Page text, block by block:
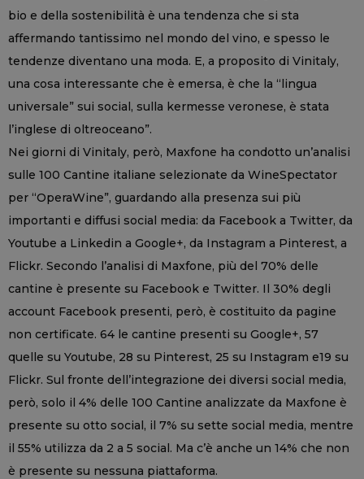
bio e della sostenibilità è una tendenza che si sta
affermando tantissimo nel mondo del vino, e spesso le
tendenze diventano una moda. E, a proposito di Vinitaly,
una cosa interessante che è emersa, è che la “lingua
universale” sui social, sulla kermesse veronese, è stata
l’inglese di oltreoceano”.
Nei giorni di Vinitaly, però, Maxfone ha condotto un’analisi
sulle 100 Cantine italiane selezionate da WineSpectator
per “OperaWine”, guardando alla presenza sui più
importanti e diffusi social media: da Facebook a Twitter, da
Youtube a Linkedin a Google+, da Instagram a Pinterest, a
Flickr. Secondo l’analisi di Maxfone, più del 70% delle
cantine è presente su Facebook e Twitter. Il 30% degli
account Facebook presenti, però, è costituito da pagine
non certificate. 64 le cantine presenti su Google+, 57
quelle su Youtube, 28 su Pinterest, 25 su Instagram e19 su
Flickr. Sul fronte dell’integrazione dei diversi social media,
però, solo il 4% delle 100 Cantine analizzate da Maxfone è
presente su otto social, il 7% su sette social media, mentre
il 55% utilizza da 2 a 5 social. Ma c’è anche un 14% che non
è presente su nessuna piattaforma.